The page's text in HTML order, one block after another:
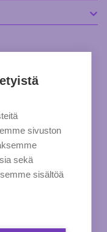
sivuston
sekä
sisältöä